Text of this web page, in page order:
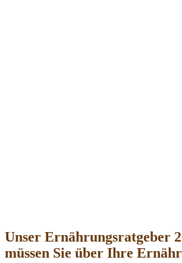
Unser Ernährungsratgeber
müssen Sie über Ihre